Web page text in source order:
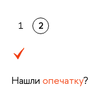
1 2
Нашли опечатку?